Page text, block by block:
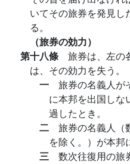
いてその旅券を発見し
る。
（旅券の効力）
第十八條 旅券は、左の
は、その効力を失う。
一 旅券の名義人が
に本邦を出国しな
過したとき。
二 旅券の名義人（
を除く。）が本邦
三 数次往復用の旅